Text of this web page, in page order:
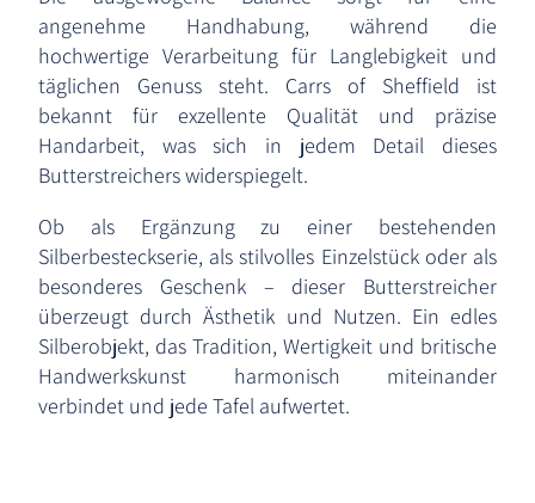
angenehme Handhabung, während die
hochwertige Verarbeitung für Langlebigkeit und
täglichen Genuss steht. Carrs of Sheffield ist
bekannt für exzellente Qualität und präzise
Handarbeit, was sich in jedem Detail dieses
Butterstreichers widerspiegelt.
Ob als Ergänzung zu einer bestehenden
Silberbesteckserie, als stilvolles Einzelstück oder als
besonderes Geschenk – dieser Butterstreicher
überzeugt durch Ästhetik und Nutzen. Ein edles
Silberobjekt, das Tradition, Wertigkeit und britische
Handwerkskunst harmonisch miteinander
verbindet und jede Tafel aufwertet.